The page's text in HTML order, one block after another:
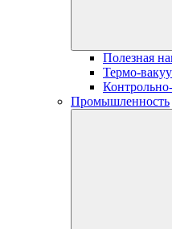
Полезная
Термо-
Промышленность